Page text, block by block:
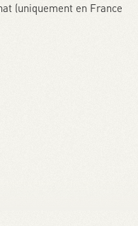
(uniquement en France